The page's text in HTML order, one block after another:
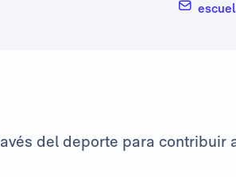
del deporte para contribuir